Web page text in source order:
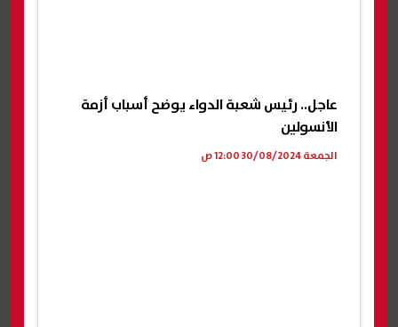
عاجل.. رئيس شعبة الدواء يوضح أسباب أزمة
الأنسولين
الجمعة 30/08/2024 12:00 ص